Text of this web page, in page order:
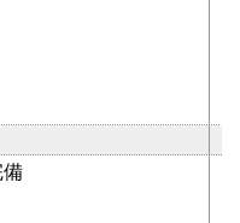
備